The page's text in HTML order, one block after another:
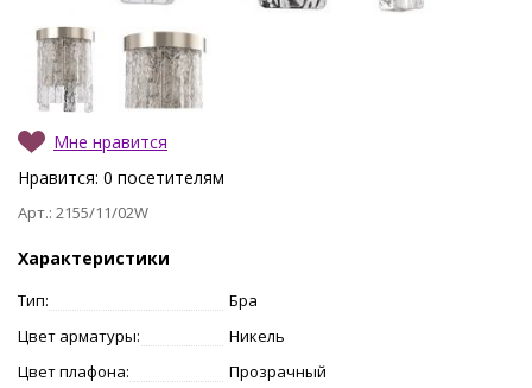
Мне нравится
Нравится: 0 посетителям
Арт.: 2155/11/02W
Характеристики
Тип:
Бра
Цвет арматуры:
Никель
Цвет плафона:
Прозрачный